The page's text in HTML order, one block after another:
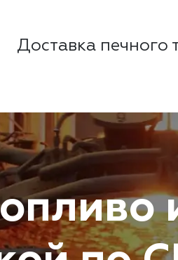
Доставка печного